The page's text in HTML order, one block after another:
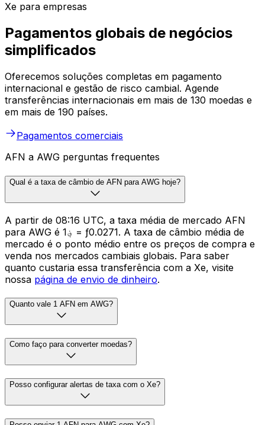
Xe para empresas
Pagamentos globais de negócios
simplificados
Oferecemos soluções completas em pagamento
internacional e gestão de risco cambial. Agende
transferências internacionais em mais de 130 moedas e
em mais de 190 países.
Pagamentos comerciais
AFN a AWG perguntas frequentes
Qual é a taxa de câmbio de AFN para AWG hoje?
A partir de 08:16 UTC, a taxa média de mercado AFN
para AWG é ؋1 = ƒ0.0271. A taxa de câmbio média de
mercado é o ponto médio entre os preços de compra e
venda nos mercados cambiais globais. Para saber
quanto custaria essa transferência com a Xe, visite
nossa página de envio de dinheiro.
Quanto vale 1 AFN em AWG?
Como faço para converter moedas?
Posso configurar alertas de taxa com o Xe?